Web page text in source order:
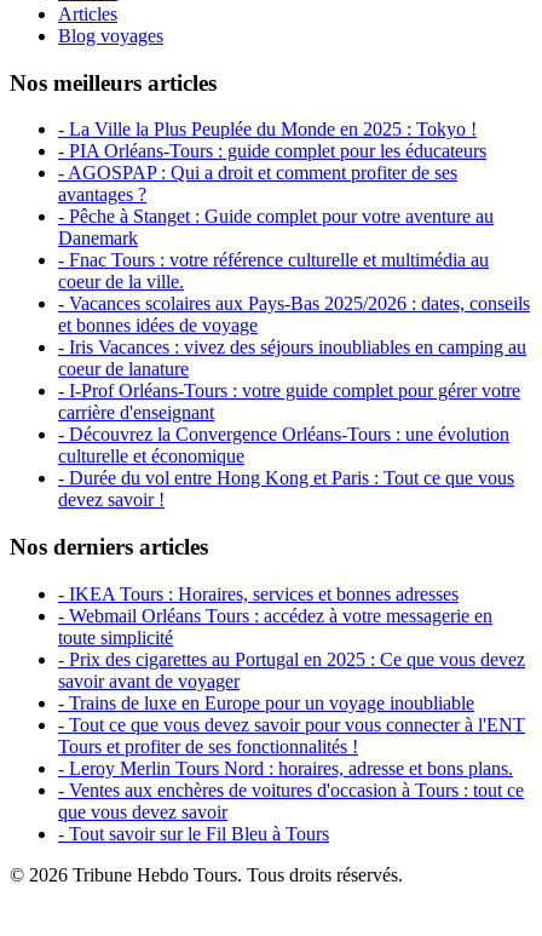
Articles
Blog voyages
Nos meilleurs articles
- La Ville la Plus Peuplée du Monde en 2025 : Tokyo !
- PIA Orléans-Tours : guide complet pour les éducateurs
- AGOSPAP : Qui a droit et comment profiter de ses
avantages ?
- Pêche à Stanget : Guide complet pour votre aventure au
Danemark
- Fnac Tours : votre référence culturelle et multimédia au
coeur de la ville.
- Vacances scolaires aux Pays-Bas 2025/2026 : dates, conseils
et bonnes idées de voyage
- Iris Vacances : vivez des séjours inoubliables en camping au
coeur de lanature
- I-Prof Orléans-Tours : votre guide complet pour gérer votre
carrière d'enseignant
- Découvrez la Convergence Orléans-Tours : une évolution
culturelle et économique
- Durée du vol entre Hong Kong et Paris : Tout ce que vous
devez savoir !
Nos derniers articles
- IKEA Tours : Horaires, services et bonnes adresses
- Webmail Orléans Tours : accédez à votre messagerie en
toute simplicité
- Prix des cigarettes au Portugal en 2025 : Ce que vous devez
savoir avant de voyager
- Trains de luxe en Europe pour un voyage inoubliable
- Tout ce que vous devez savoir pour vous connecter à l'ENT
Tours et profiter de ses fonctionnalités !
- Leroy Merlin Tours Nord : horaires, adresse et bons plans.
- Ventes aux enchères de voitures d'occasion à Tours : tout ce
que vous devez savoir
- Tout savoir sur le Fil Bleu à Tours
© 2026 Tribune Hebdo Tours. Tous droits réservés.